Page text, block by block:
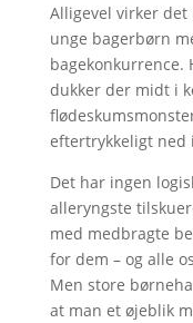
Alligevel virker
unge bagerbørn
bagekonkurrence.
dukker der midt i
eftertrykkeligt ned
Det har ingen
alleryngste
med medbragte
for dem – og alle
Men store
at man et øjeblik